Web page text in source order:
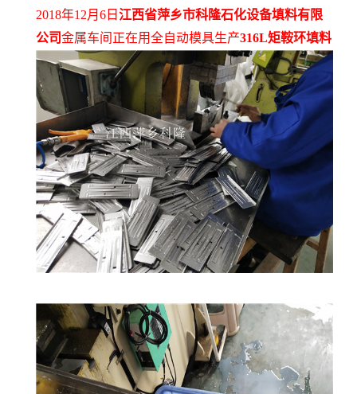
2018年12月6日 江西省萍乡市科隆石化设备填料有限
公司金属车间正在用全自动模具生产316L矩鞍环填料